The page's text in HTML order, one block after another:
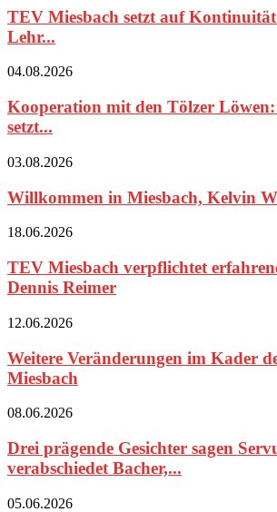
TEV Miesbach setzt auf Kontinuität
Lehr...
04.08.2026
Kooperation mit den Tölzer
setzt...
03.08.2026
Willkommen in Miesbach, Kelvin
18.06.2026
TEV Miesbach verpflichtet
Dennis Reimer
12.06.2026
Weitere Veränderungen im Kader
Miesbach
08.06.2026
Drei prägende Gesichter sagen
verabschiedet Bacher,...
05.06.2026